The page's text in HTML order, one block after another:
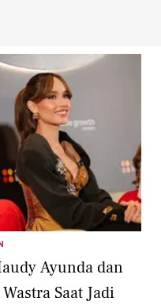
Ayunda dan
Saat Jadi